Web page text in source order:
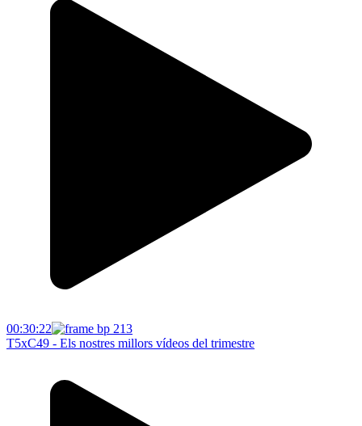
00:30:22
T5xC49 - Els nostres millors vídeos del trimestre